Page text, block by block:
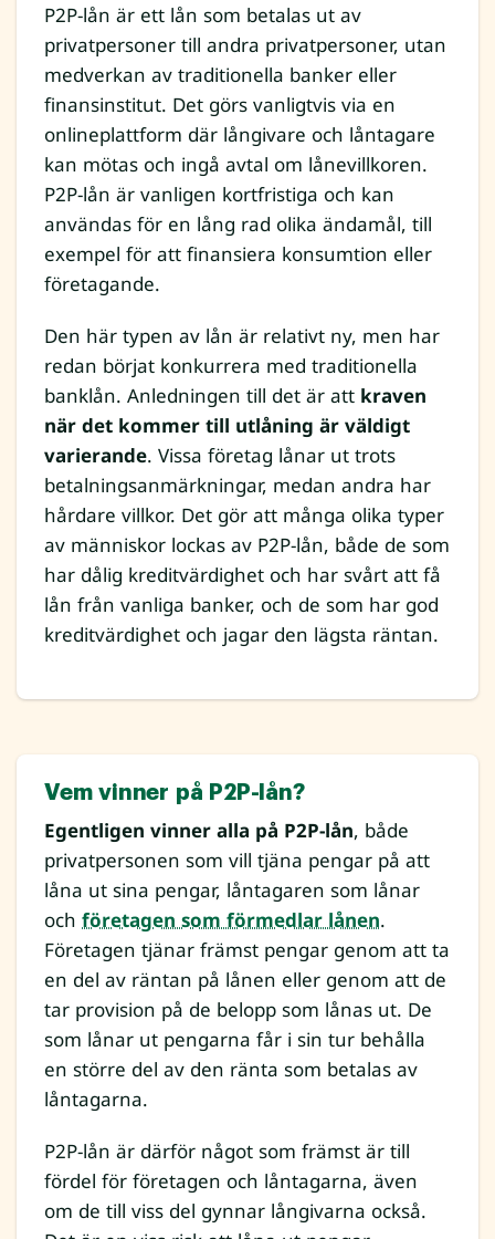
P2P-lån är ett lån som betalas ut av
privatpersoner till andra privatpersoner, utan
medverkan av traditionella banker eller
finansinstitut. Det görs vanligtvis via en
onlineplattform där långivare och låntagare
kan mötas och ingå avtal om lånevillkoren.
P2P-lån är vanligen kortfristiga och kan
användas för en lång rad olika ändamål, till
exempel för att finansiera konsumtion eller
företagande.
Den här typen av lån är relativt ny, men har
redan börjat konkurrera med traditionella
banklån. Anledningen till det är att kraven
när det kommer till utlåning är väldigt
varierande. Vissa företag lånar ut trots
betalningsanmärkningar, medan andra har
hårdare villkor. Det gör att många olika typer
av människor lockas av P2P-lån, både de som
har dålig kreditvärdighet och har svårt att få
lån från vanliga banker, och de som har god
kreditvärdighet och jagar den lägsta räntan.
Vem vinner på P2P-lån?
Egentligen vinner alla på P2P-lån, både
privatpersonen som vill tjäna pengar på att
låna ut sina pengar, låntagaren som lånar
och företagen som förmedlar lånen.
Företagen tjänar främst pengar genom att ta
en del av räntan på lånen eller genom att de
tar provision på de belopp som lånas ut. De
som lånar ut pengarna får i sin tur behålla
en större del av den ränta som betalas av
låntagarna.
P2P-lån är därför något som främst är till
fördel för företagen och låntagarna, även
om de till viss del gynnar långivarna också.